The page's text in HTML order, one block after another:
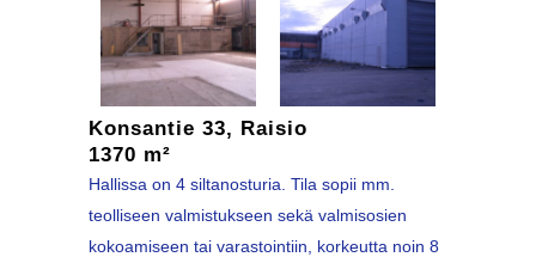
Konsantie 33, Raisio
1370 m²
Hallissa on 4 siltanosturia. Tila sopii mm.
teolliseen valmistukseen sekä valmisosien
kokoamiseen tai varastointiin, korkeutta noin 8